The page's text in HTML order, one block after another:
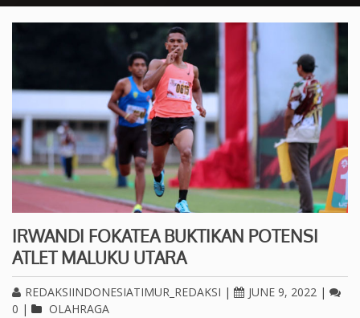
IRWANDI FOKATEA BUKTIKAN POTENSI
ATLET MALUKU UTARA
REDAKSIINDONESIATIMUR_REDAKSI | JUNE 9, 2022 |
0 | OLAHRAGA